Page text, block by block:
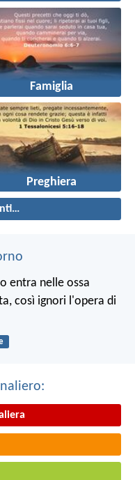
Famiglia
Preghiera
entra nelle ossa
così ignori l'opera di